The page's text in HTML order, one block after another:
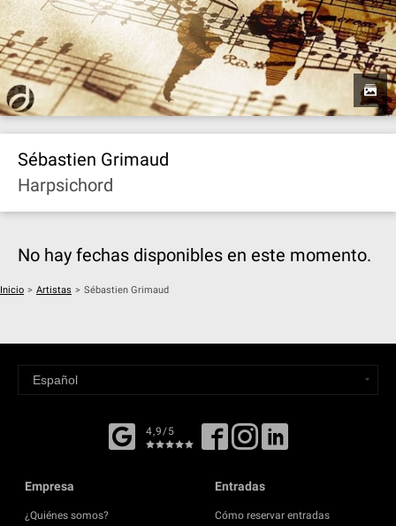
Sébastien Grimaud
Harpsichord
No hay fechas disponibles en este momento.
Inicio > Artistas > Sébastien Grimaud
4,9/5
Empresa
¿Quiénes somos?
Entradas
Cómo reservar entradas